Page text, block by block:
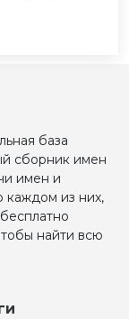
база
сборник имен
имен и
каждом из них,
найти всю